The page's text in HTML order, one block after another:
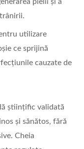
pielii și a
utilizare
ce sprijină
cauzate de
științific validată
și sănătos, fără
Cheia